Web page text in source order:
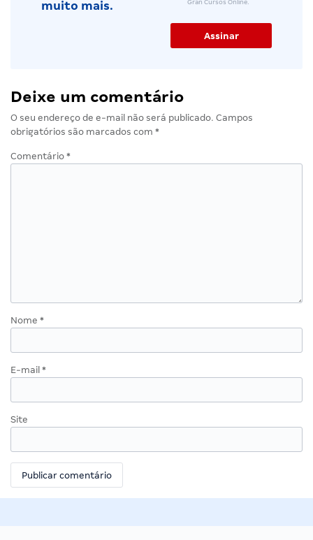
muito mais.
Gran Cursos Online.
Deixe um comentário
O seu endereço de e-mail não será publicado. Campos
obrigatórios são marcados com *
Comentário *
Nome *
E-mail *
Site